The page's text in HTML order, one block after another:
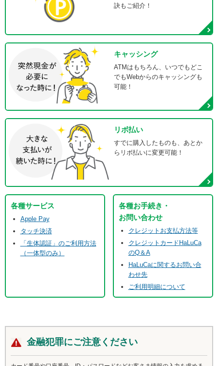
訣もご紹介！
キャッシング
ATMはもちろん、いつでもどこ
でもWebからのキャッシングも
可能！
リボ払い
すでに購入したものも、あとか
らリボ払いに変更可能！
各種サービス
Apple Pay
タッチ決済
「生体認証」のご利用方法
（一体型のみ）
各種お手続き・
お問い合わせ
クレジットお支払方法等
クレジットカードHaLuCa
のQ＆A
HaLuCaに関するお問い合
わせ先
ご利用明細について
金融犯罪にご注意ください